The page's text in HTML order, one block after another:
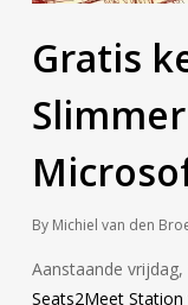
Gratis
By Michiel van den
Aanstaande
Seats2Meet Station